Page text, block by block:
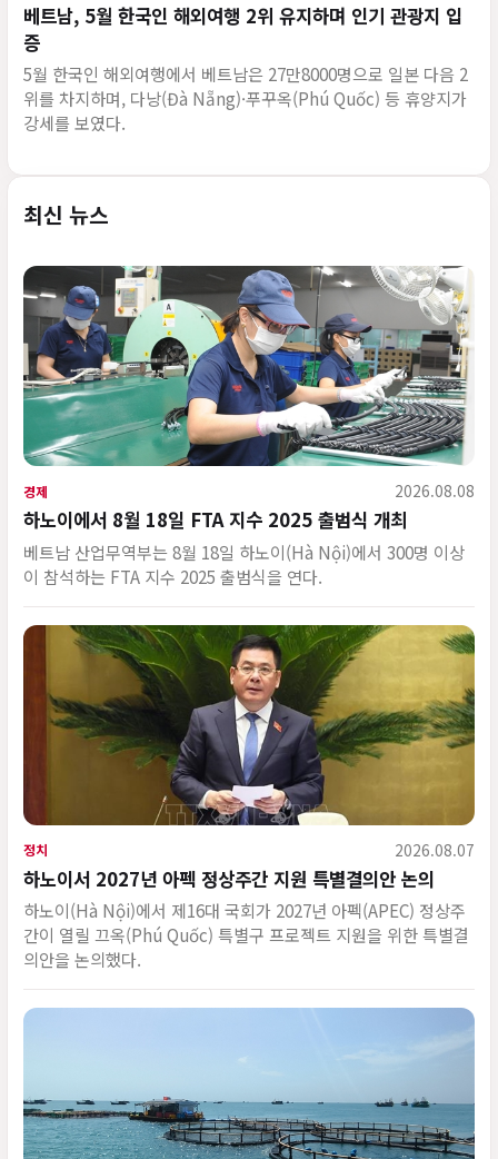
베트남, 5월 한국인 해외여행 2위 유지하며 인기 관광지 입
증
5월 한국인 해외여행에서 베트남은 27만8000명으로 일본 다음 2
위를 차지하며, 다낭(Đà Nẵng)·푸꾸옥(Phú Quốc) 등 휴양지가
강세를 보였다.
최신 뉴스
경제 2026.08.08
하노이에서 8월 18일 FTA 지수 2025 출범식 개최
베트남 산업무역부는 8월 18일 하노이(Hà Nội)에서 300명 이상
이 참석하는 FTA 지수 2025 출범식을 연다.
정치 2026.08.07
하노이서 2027년 아펙 정상주간 지원 특별결의안 논의
하노이(Hà Nội)에서 제16대 국회가 2027년 아펙(APEC) 정상주
간이 열릴 끄옥(Phú Quốc) 특별구 프로젝트 지원을 위한 특별결
의안을 논의했다.